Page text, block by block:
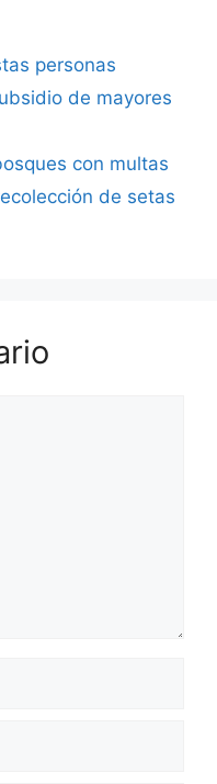
personas
de mayores
con multas
de setas